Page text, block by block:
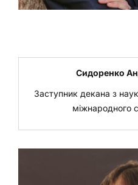
Сидоренко
Заступник декана з
міжнародного